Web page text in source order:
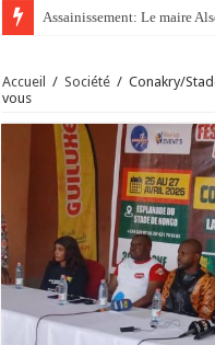
Assainissement: Le maire
Accueil / Société / Conakry/
vous